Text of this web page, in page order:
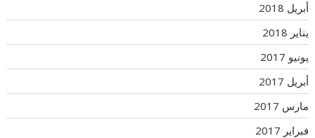
أبريل 2018
يناير 2018
يونيو 2017
أبريل 2017
مارس 2017
فبراير 2017